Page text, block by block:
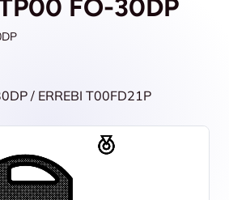
FO-30DP
/ ERREBI T00FD21P